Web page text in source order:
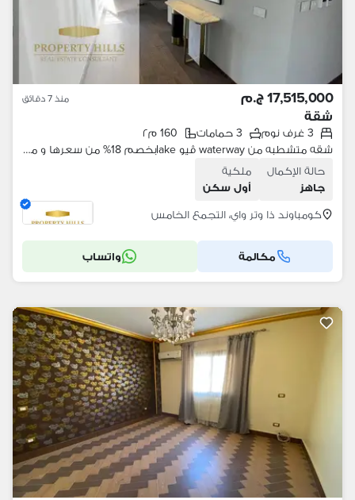
17,515,000 ج.م منذ 7 دقائق
شقة
3 غرف نوم 3 حمامات
160 م٢
شقه متشطبه من waterway ڤيو lakeبخصم 18% من سعرها و متاح التقسيط
حالة الإكمال
جاهز
ملكية
أول سكن
كومباوند ذا وتر واي، التجمع الخامس
مكالمة واتساب